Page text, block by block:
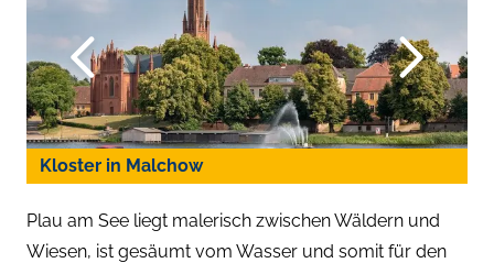
Kloster in Malchow
Plau am See liegt malerisch zwischen Wäldern und
Wiesen, ist gesäumt vom Wasser und somit für den